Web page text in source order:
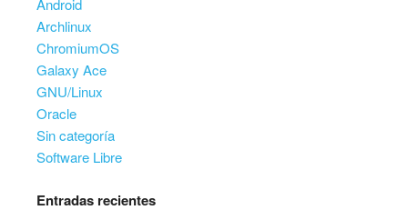
Android
Archlinux
ChromiumOS
Galaxy Ace
GNU/Linux
Oracle
Sin categoría
Software Libre
Entradas recientes